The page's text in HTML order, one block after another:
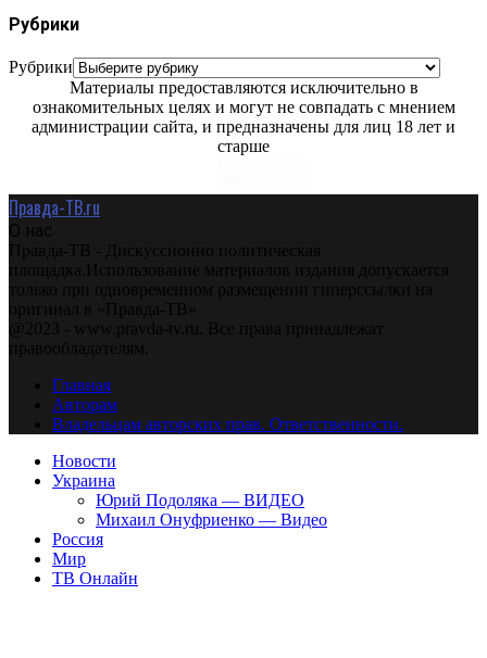
Рубрики
Рубрики
Материалы предоставляются исключительно в
ознакомительных целях и могут не совпадать с мнением
администрации сайта, и предназначены для лиц 18 лет и
старше
Правда-ТВ.ru
О нас
Правда-ТВ - Дискуссионно политическая
площадка.Использование материалов издания допускается
только при одновременном размещении гиперссылки на
оригинал в «Правда-ТВ»
@2023 - www.pravda-tv.ru. Все права принадлежат
правообладателям.
Главная
Авторам
Владельцам авторских прав. Ответственности.
Новости
Украина
Юрий Подоляка — ВИДЕО
Михаил Онуфриенко — Видео
Россия
Мир
ТВ Онлайн